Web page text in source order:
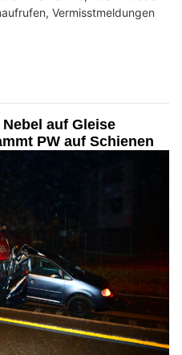
Vermisstmeldungen
auf Gleise
PW auf Schienen